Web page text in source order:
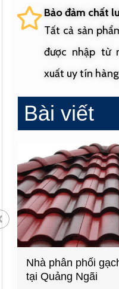
Bảo đảm chất
Tất cả sản
được nhập từ
xuất uy tín
Bài viết
Cửa hàng vật liệu
hàng đầu Quảng